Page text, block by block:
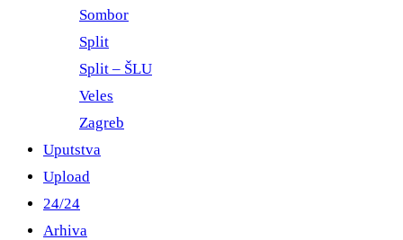
Sombor
Split
Split – ŠLU
Veles
Zagreb
Uputstva
Upload
24/24
Arhiva